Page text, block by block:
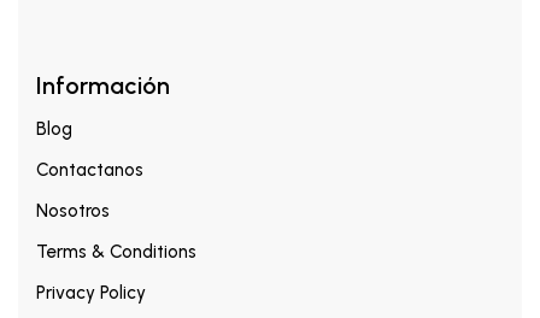
Información
Blog
Contactanos
Nosotros
Terms & Conditions
Privacy Policy